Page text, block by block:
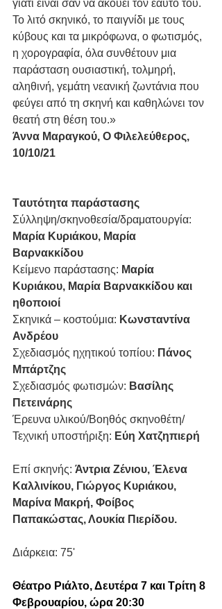
γιατί είναι σαν να ακούει τον εαυτό του.
Το λιτό σκηνικό, το παιγνίδι με τους
κύβους και τα μικρόφωνα, ο φωτισμός,
η χορογραφία, όλα συνθέτουν μια
παράσταση ουσιαστική, τολμηρή,
αληθινή, γεμάτη νεανική ζωντάνια που
φεύγει από τη σκηνή και καθηλώνει τον
θεατή στη θέση του.»
Άννα Μαραγκού, Ο Φιλελεύθερος,
10/10/21
Tαυτότητα παράστασης
Σύλληψη/σκηνοθεσία/δραματουργία:
Μαρία Κυριάκου, Μαρία
Βαρνακκίδου
Κείμενο παράστασης: Μαρία
Κυριάκου, Μαρία Βαρνακκίδου και
ηθοποιοί
Σκηνικά – κοστούμια: Κωνσταντίνα
Ανδρέου
Σχεδιασμός ηχητικού τοπίου: Πάνος
Μπάρτζης
Σχεδιασμός φωτισμών: Βασίλης
Πετεινάρης
Έρευνα υλικού/Βοηθός σκηνοθέτη/
Τεχνική υποστήριξη: Εύη Χατζηπιερή
Επί σκηνής: Άντρια Ζένιου, Έλενα
Καλλινίκου, Γιώργος Κυριάκου,
Μαρίνα Μακρή, Φοίβος
Παπακώστας, Λουκία Πιερίδου.
Διάρκεια: 75'
Θέατρο Ριάλτο, Δευτέρα 7 και Tρίτη 8
Φεβρουαρίου, ώρα 20:30